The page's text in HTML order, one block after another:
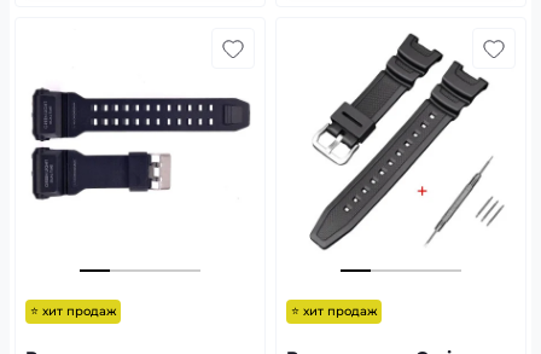
⭐ хит продаж ⭐ хит продаж